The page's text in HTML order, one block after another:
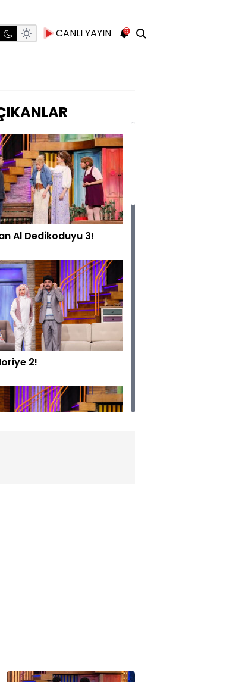
CANLI YAYIN 5
Al Dedikoduyu 3!
2!